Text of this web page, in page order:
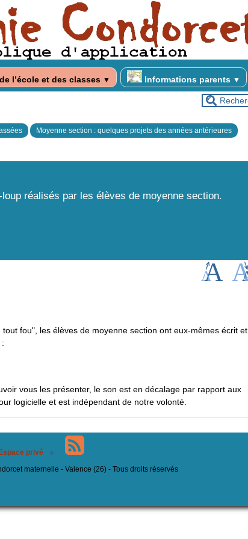
l’école et des classes ▼ Informations parents ▼
Moyenne section : quelques projets des années antérieures
réalisés par les élèves de moyenne section.
fou", les élèves de moyenne section ont eux-mêmes écrit et
vous les présenter, le son est en décalage par rapport aux
logicielle et est indépendant de notre volonté.
privé
maternelle - Valence (26) - Tous droits réservés